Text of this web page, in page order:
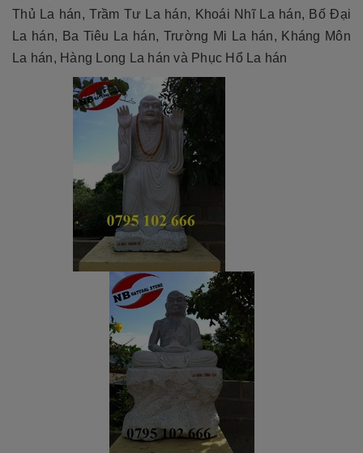
Thủ La hán, Trầm Tư La hán, Khoái Nhĩ La hán, Bố Đại
La hán, Ba Tiêu La hán, Trường Mi La hán, Kháng Môn
La hán, Hàng Long La hán và Phục Hổ La hán